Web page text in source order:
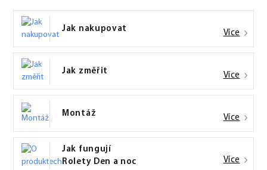
Jak nakupovat Více
Jak změřit Více
Montáž Více
Jak fungují
Rolety Den a noc
Více